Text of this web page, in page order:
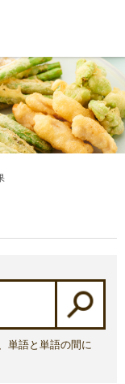
単語と単語の間に